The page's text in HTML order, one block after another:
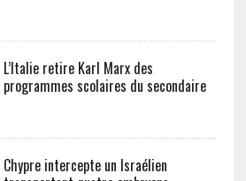
L’Italie retire Karl Marx des
programmes scolaires du secondaire
Chypre intercepte un Israélien